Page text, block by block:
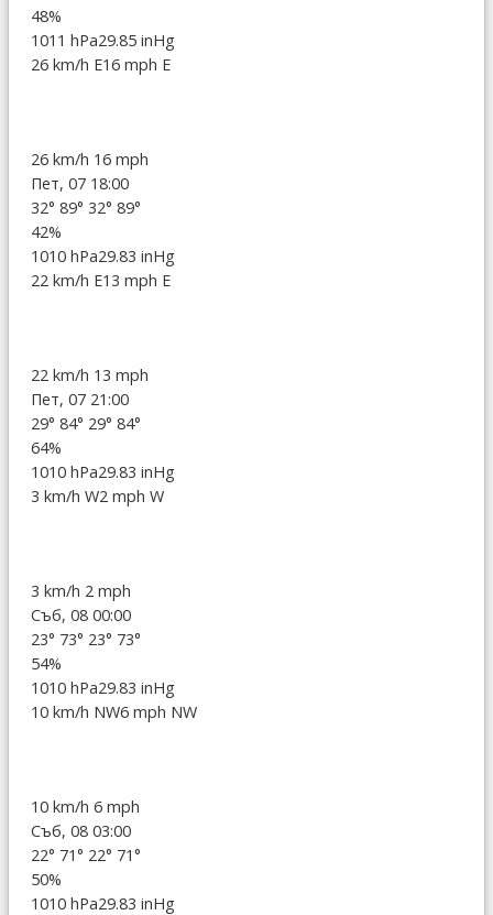
48%
1011 hPa29.85 inHg
26 km/h E16 mph E
26 km/h 16 mph
Пет, 07 18:00
32° 89° 32° 89°
42%
1010 hPa29.83 inHg
22 km/h E13 mph E
22 km/h 13 mph
Пет, 07 21:00
29° 84° 29° 84°
64%
1010 hPa29.83 inHg
3 km/h W2 mph W
3 km/h 2 mph
Съб, 08 00:00
23° 73° 23° 73°
54%
1010 hPa29.83 inHg
10 km/h NW6 mph NW
10 km/h 6 mph
Съб, 08 03:00
22° 71° 22° 71°
50%
1010 hPa29.83 inHg